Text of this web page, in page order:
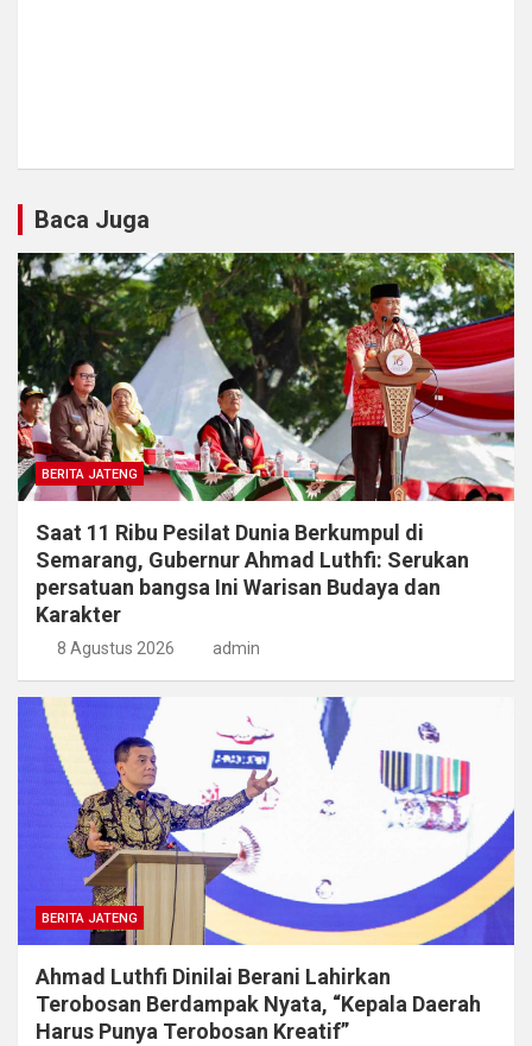
Baca Juga
BERITA JATENG
Saat 11 Ribu Pesilat Dunia Berkumpul di
Semarang, Gubernur Ahmad Luthfi: Serukan
persatuan bangsa Ini Warisan Budaya dan
Karakter
8 Agustus 2026 admin
BERITA JATENG
Ahmad Luthfi Dinilai Berani Lahirkan
Terobosan Berdampak Nyata, “Kepala Daerah
Harus Punya Terobosan Kreatif”